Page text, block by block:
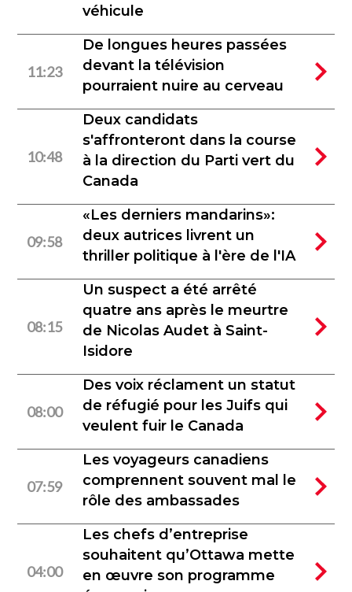
véhicule
11:23
De longues heures passées
devant la télévision
pourraient nuire au cerveau
10:48
Deux candidats
s'affronteront dans la course
à la direction du Parti vert du
Canada
09:58
«Les derniers mandarins»:
deux autrices livrent un
thriller politique à l'ère de l'IA
08:15
Un suspect a été arrêté
quatre ans après le meurtre
de Nicolas Audet à Saint-
Isidore
08:00
Des voix réclament un statut
de réfugié pour les Juifs qui
veulent fuir le Canada
07:59
Les voyageurs canadiens
comprennent souvent mal le
rôle des ambassades
04:00
Les chefs d’entreprise
souhaitent qu’Ottawa mette
en œuvre son programme